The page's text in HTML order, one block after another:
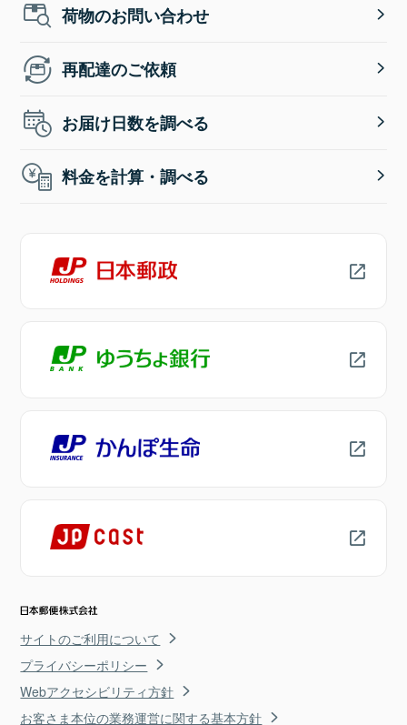
荷物のお問い合わせ
再配達のご依頼
お届け日数を調べる
料金を計算・調べる
サイトのご利用について
プライバシーポリシー
Webアクセシビリティ方針
お客さま本位の業務運営に関する基本方針